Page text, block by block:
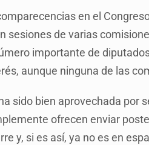
en el
sesiones de varias
importante de
aunque ninguna de las
sido bien aprovechada por
ofrecen enviar
y, si es así, ya no es en